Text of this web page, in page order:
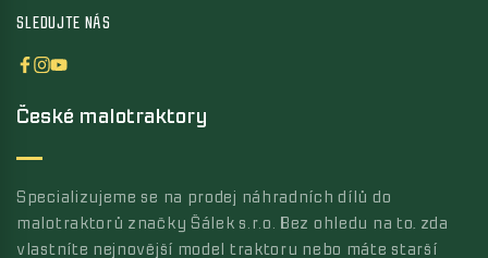
SLEDUJTE NÁS
České malotraktory
Specializujeme se na prodej náhradních dílů do
malotraktorů značky Šálek s.r.o. Bez ohledu na to, zda
vlastníte nejnovější model traktoru nebo máte starší